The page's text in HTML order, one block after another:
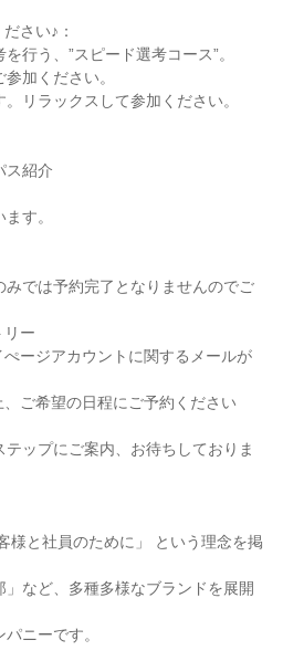
さい♪：
行う、”スピード選考コース”。
加ください。
リラックスして参加ください。
ス紹介
す。
では予約完了となりませんのでご
リー
ージアカウントに関するメールが
ご希望の日程にご予約ください
ップにご案内、お待ちしておりま
様と社員のために」 という理念を掲
」など、多種多様なブランドを展開
ニーです。